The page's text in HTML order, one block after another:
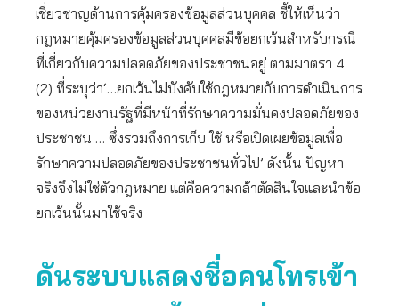
เชี่ยวชาญด้านการคุ้มครองข้อมูลส่วนบุคคล ชี้ให้เห็นว่า
กฎหมายคุ้มครองข้อมูลส่วนบุคคลมีข้อยกเว้นสำหรับกรณี
ที่เกี่ยวกับความปลอดภัยของประชาชนอยู่ ตามมาตรา 4
(2) ที่ระบุว่า‘…ยกเว้นไม่บังคับใช้กฎหมายกับการดำเนินการ
ของหน่วยงานรัฐที่มีหน้าที่รักษาความมั่นคงปลอดภัยของ
ประชาชน … ซึ่งรวมถึงการเก็บ ใช้ หรือเปิดเผยข้อมูลเพื่อ
รักษาความปลอดภัยของประชาชนทั่วไป’ ดังนั้น ปัญหา
จริงจึงไม่ใช่ตัวกฎหมาย แต่คือความกล้าตัดสินใจและนำข้อ
ยกเว้นนั้นมาใช้จริง
ดันระบบแสดงชื่อคนโทรเข้า